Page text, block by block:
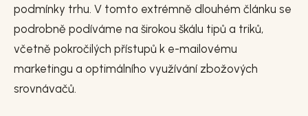
podmínky trhu. V tomto extrémně dlouhém článku se
podrobně podíváme na širokou škálu tipů a triků,
včetně pokročilých přístupů k e-mailovému
marketingu a optimálního využívání zbožových
srovnávačů.